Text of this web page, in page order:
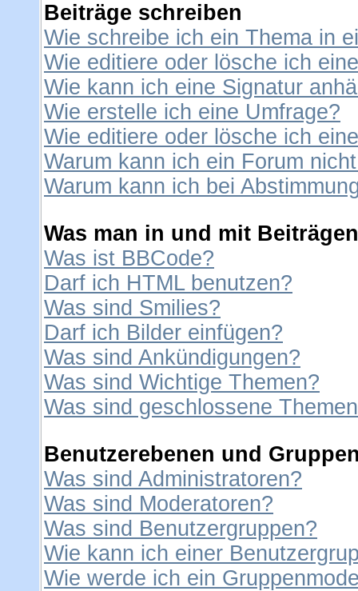
Beiträge schreiben
Wie schreibe ich ein Thema in
Wie editiere oder lösche ich
Wie kann ich eine Signatur
Wie erstelle ich eine Umfrage?
Wie editiere oder lösche ich
Warum kann ich ein Forum
Warum kann ich bei
Was man in und mit
Was ist BBCode?
Darf ich HTML benutzen?
Was sind Smilies?
Darf ich Bilder einfügen?
Was sind Ankündigungen?
Was sind Wichtige Themen?
Was sind geschlossene
Benutzerebenen und
Was sind Administratoren?
Was sind Moderatoren?
Was sind Benutzergruppen?
Wie kann ich einer
Wie werde ich ein